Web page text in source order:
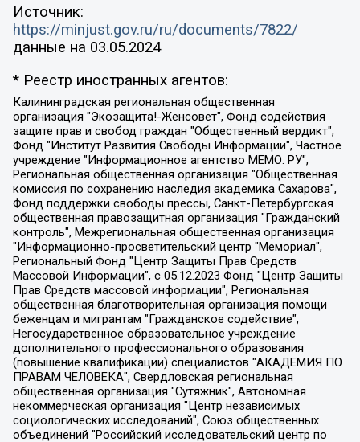
Источник:
https://minjust.gov.ru/ru/documents/7822/
данные на 03.05.2024
* Реестр иностранных агентов:
Калининградская региональная общественная организация "Экозащита!-Женсовет", Фонд содействия защите прав и свобод граждан "Общественный вердикт", Фонд "Институт Развития Свободы Информации", Частное учреждение "Информационное агентство МЕМО. РУ", Региональная общественная организация "Общественная комиссия по сохранению наследия академика Сахарова", Фонд поддержки свободы прессы, Санкт-Петербургская общественная правозащитная организация "Гражданский контроль", Межрегиональная общественная организация "Информационно-просветительский центр "Мемориал", Региональный Фонд "Центр Защиты Прав Средств Массовой Информации", с 05.12.2023 Фонд "Центр Защиты Прав Средств массовой информации", Региональная общественная благотворительная организация помощи беженцам и мигрантам "Гражданское содействие", Негосударственное образовательное учреждение дополнительного профессионального образования (повышение квалификации) специалистов "АКАДЕМИЯ ПО ПРАВАМ ЧЕЛОВЕКА", Свердловская региональная общественная организация "Сутяжник", Автономная некоммерческая организация "Центр независимых социологических исследований", Союз общественных объединений "Российский исследовательский центр по правам человека", Региональное общественное учреждение научно-информационный центр "МЕМОРИАЛ", Некоммерческая организация "Фонд защиты гласности", Автономная некоммерческая организация "Институт прав человека", Городская общественная организация "Екатеринбургское общество "МЕМОРИАЛ", Городская общественная организация "Рязанское историко-просветительское и правозащитное общество "Мемориал" (Рязанский Мемориал), Челябинский региональный орган общественной самодеятельности – женское общественное объединение "Женщины Евразии", Челябинский региональный орган общественной самодеятельности "Уральская правозащитная группа", Фонд содействия защите здоровья и социальной справедливости имени Андрея Рылькова, Автономная Некоммерческая Организация "Аналитический Центр Юрия Левады", Автономная некоммерческая организация социальной поддержки населения "Проект Апрель", Региональная общественная организация помощи женщинам и детям, находящимся в кризисной ситуации "Информационно-методический центр "Анна", Фонд содействия развитию массовых коммуникаций и правовому просвещению "Так-так-Так", Фонд содействия устойчивому развитию "Серебряная тайга", Свердловский региональный общественный фонд социальных проектов "Новое время", "Idel.Реалии", Кавказ.Реалии, Крым.Реалии, Телеканал Настоящее Время, Татаро-башкирская служба Радио Свобода (Azatliq Radiosi), Радио Свободная Европа/Радио Свобода (PCE/PC), "Сибирь.Реалии", "Фактограф", Благотворительный фонд помощи осужденным и их семьям, Автономная некоммерческая организация "Институт глобализации и социальных движений", Фонд "В защиту прав заключенных", Частное учреждение "Центр поддержки и содействия развитию средств массовой информации", Пензенский региональный общественный благотворительный фонд "Гражданский союз", "Север.Реалии", Некоммерческая организация Фонд "Правовая инициатива", Общество с ограниченной ответственностью "Радио Свободная Европа/Радио Свобода", Чешское информационное агентство "MEDIUM-ORIENT", Красноярская региональная общественная организация "Мы против СПИДа", Камалягин Денис Николаевич, Маркелов Сергей Евгеньевич, Пономарев Лев Александрович, Савицкая Людмила Алексеевна, Автономная некоммерческая организация "Центр по работе с проблемой насилия "НАСИЛИЮ.НЕТ", Межрегиональный профессиональный союз работников здравоохранения "Альянс врачей", Юридическое лицо, зарегистрированное в Латвийской Республике, SIA "Medusa Project" (регистрационный номер 40103797863, дата регистрации 10.06.2014), Некоммерческая организация "Фонд по борьбе с коррупцией", Автономная некоммерческая организация "Институт права и публичной политики", Баданин Роман Сергеевич, Гликин Максим Александрович, Железнова Мария Михайловна, Лукьянова Юлия Сергеевна, Маетная Елизавета Витальевна, Маняхин Петр Борисович, Чуракова Ольга Владимировна, Ярош Юлия Петровна, Юридическое лицо "The Insider SIA", зарегистрированное в Риге, Латвийская Республика (дата регистрации 26.06.2015), являющееся администратором доменного имени интернет-издания "The Insider SIA", https://theins.ru, Постернак Алексей Евгеньевич, Рубин Михаил Аркадьевич, Анин Роман Александрович, Юридическое лицо Istories fonds, зарегистрированное в Латвийской Республике (регистрационный номер 50008295751, дата регистрации 24.02.2020), Великовский Дмитрий Александрович, Долинина Ирина Николаевна, Мароховская Алеся Алексеевна, Шлейнов Роман Юрьевич, Шмагун Олеся Валентиновна, Общество с ограниченной ответственностью "Альтаир 2021", Общество с ограниченной ответственностью "Вега 2021", Общество с ограниченной ответственностью "Главный редактор 2021", Общество с ограниченной ответственностью "Ромашки монолит", Важенков Артем Валерьевич, Ивановская областная общественная организация "Центр гендерных исследований", Гурман Юрий Альбертович, Медиапроект "ОВД-Инфо", Егоров Владимир Владимирович, Жилинский Владимир Александрович, Общество с ограниченной ответственностью "ЗП", Иванова София Юрьевна, Карезина Инна Павловна, Кильтау Екатерина Викторовна, Петров Алексей Викторович, Пискунов Сергей Евгеньевич, Смирнов Сергей Сергеевич, Тихонов Михаил Сергеевич, Общество с ограниченной ответственностью "ЖУРНАЛИСТ-ИНОСТРАННЫЙ АГЕНТ", Арапова Галина Юрьевна, Вольтская Татьяна Анатольевна, Американская компания "Mason G.E.S. Anonymous Foundation" (США), являющаяся владельцем интернет-издания https://mnews.world/, Компания "Stichting Bellingcat", зарегистрированная в Нидерландах (дата регистрации 11.07.2018), Захаров Андрей Вячеславович, Клепиковская Екатерина Дмитриевна, Общество с ограниченной ответственностью "МЕМО", Перл Роман Александрович, Симонов Евгений Алексеевич, Соловьева Елена Анатольевна, Сотников Даниил Владимирович, Сурначева Елизавета Дмитриевна, Автономная некоммерческая организация по защите прав человека и информированию населения "Якутия – Наше Мнение", Общество с ограниченной ответственностью "Москоу диджитал медиа", с 26.01.2023 Общество с ограниченной ответственностью "Чайка Белые сады", Ветошкина Валерия Валерьевна, Заговора Максим Александрович, Межрегиональное общественное движение "Российская ЛГБТ - сеть", Оленичев Максим Владимирович, Павлов Иван Юрьевич, Скворцова Елена Сергеевна, Общество с ограниченной ответственностью "Как бы инагент", Кочетков Игорь Викторович, Общество с ограниченной ответственностью "Честные выборы", Еланчик Олег Александрович, Общество с ограниченной ответственностью "Нобелевский призыв", Гималова Регина Эмилевна, Григорьев Андрей Валерьевич, Григорьева Алина Александровна, Ассоциация по содействию защите прав призывников, альтернативнослужащих и военнослужащих "Правозащитная группа "Гражданин.Армия.Право", Хисамова Регина Фаритовна, Автономная некоммерческая организация по реализации социально-правовых программ "Лилит", Дальневосточное общественное движение "Маяк", Санкт-Петербургская ЛГБТ-инициативная группа "Выход", Инициативная группа ЛГБТ+ "Реверс", Алексеев Андрей Викторович, Бекбулатова Таисия Львовна, Беляев Иван Михайлович, Владыкина Елена Сергеевна, Гельман Марат Александрович, Никульшина Вероника Юрьевна, Толоконникова Надежда Андреевна, Шендерович Виктор Анатольевич, Общество с ограниченной ответственностью "Данное сообщение", Общество с ограниченной ответственностью Издательский дом "Новая глава", Айнбиндер Александра Александровна, Московский комьюнити-центр для ЛГБТ+инициатив, Благотворительный фонд развития филантропии, Deutsche Welle (Германия, Kurt-Schumacher-Strasse 3, 53113 Bonn), Борзунова Мария Михайловна, Воробьев Виктор Викторович, Голубева Анна Львовна, Константинова Алла Михайловна, Малкова Ирина Владимировна, Мурадов Мурад Абдулгалимович, Осетинская Елизавета Николаевна, Понасенков Евгений Николаевич, Ганапольский Матвей Юрьевич, Киселев Евгений Алексеевич, Борухович Ирина Григорьевна, Дремин Иван Тимофеевич, Дубровский Дмитрий Викторович, Красноярская региональная общественная организация поддержки и развития альтернативных образовательных технологий и межкультурных коммуникаций "ИНТЕРРА", Маяковская Екатерина Алексеевна, Фейгин Марк Захарович, Филимонов Андрей Викторович, Дзугкоева Регина Николаевна, Доброхотов Роман Александрович, Дудь Юрий Александрович, Елкин Сергей Владимирович, Кругликов Кирилл Игоревич, Сабунаева Мария Леонидовна, Семенов Алексей Владимирович, Шаинян Карен Багратович, Шульман Екатерина Михайловна, Асафьев Артур Валерьевич, Вахштайн Виктор Семенович, Венедиктов Алексей Алексеевич, Лушникова Екатерина Евгеньевна, Волков Леонид Михайлович, Невзоров Александр Глебович, Пархоменко Сергей Борисович, Сироткин Ярослав Николаевич, Кара-Мурза Владимир Владимирович, Баранова Наталья Владимировна, Гозман Леонид Яковлевич, Кагарлицкий Борис Юльевич, Климарев Михаил Валерьевич, Милов Владимир Станиславович, Автономная некоммерческая организация Краснодарский центр современного искусства "Типография", Моргенштерн Алишер Тагирович, Соболь Любовь Эдуардовна, Общество с ограниченной ответственностью "ЛИЗА НОРМ", Каспаров Гарри Кимович, Ходорковский Михаил Борисович, Общество с ограниченной ответственностью "Апрельские тезисы", Данилович Ирина Брониславовна, Кашин Олег Владимирович, Петров Николай Владимирович, Пивоваров Алексей Владимирович, Соколов Михаил Владимирович, Цветкова Юлия Владимировна, Чичваркин Евгений Александрович, Комитет против пыток/Команда против пыток, Общество с ограниченной ответственностью "Первый научный", Общество с ограниченной ответственностью "Вертолет и ко", Белоцерковская Вероника Борисовна, Кац Максим Евгеньевич, Лазарева Татьяна Юрьевна, Шаведдинов Руслан Табризович, Яшин Илья Валерьевич, Общество с ограниченной ответственностью "Иноагент ААВ", Алешковский Дмитрий Петрович, Альбац Евгения Марковна, Быков Дмитрий Львович, Галямина Юлия Евгеньевна, Лойко Сергей Леонидович, Мартынов Кирилл Константинович, Медведев Сергей Александрович, Крашенинников Федор Геннадиевич, Гордеева Катерина Вл